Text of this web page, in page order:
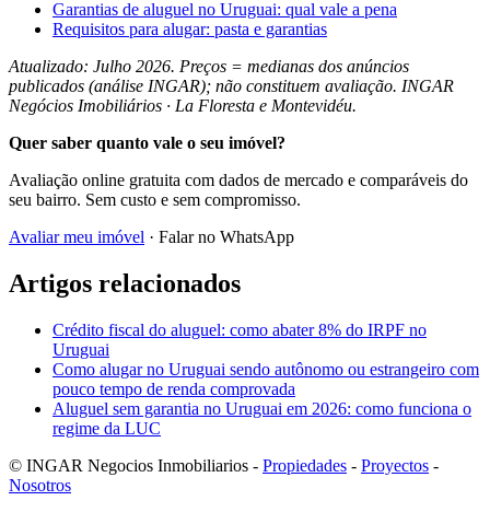
Garantias de aluguel no Uruguai: qual vale a pena
Requisitos para alugar: pasta e garantias
Atualizado: Julho 2026. Preços = medianas dos anúncios
publicados (análise INGAR); não constituem avaliação. INGAR
Negócios Imobiliários · La Floresta e Montevidéu.
Quer saber quanto vale o seu imóvel?
Avaliação online gratuita com dados de mercado e comparáveis do
seu bairro. Sem custo e sem compromisso.
Avaliar meu imóvel · Falar no WhatsApp
Artigos relacionados
Crédito fiscal do aluguel: como abater 8% do IRPF no
Uruguai
Como alugar no Uruguai sendo autônomo ou estrangeiro com
pouco tempo de renda comprovada
Aluguel sem garantia no Uruguai em 2026: como funciona o
regime da LUC
© INGAR Negocios Inmobiliarios - Propiedades - Proyectos -
Nosotros